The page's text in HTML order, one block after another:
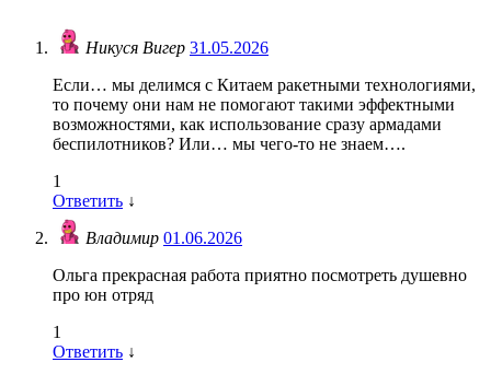
Никуся Вигер 31.05.2026
Если… мы делимся с Китаем ракетными технологиями,
то почему они нам не помогают такими эффектными
возможностями, как использование сразу армадами
беспилотников? Или… мы чего-то не знаем….
1
Ответить ↓
Владимир 01.06.2026
Ольга прекрасная работа приятно посмотреть душевно
про юн отряд
1
Ответить ↓